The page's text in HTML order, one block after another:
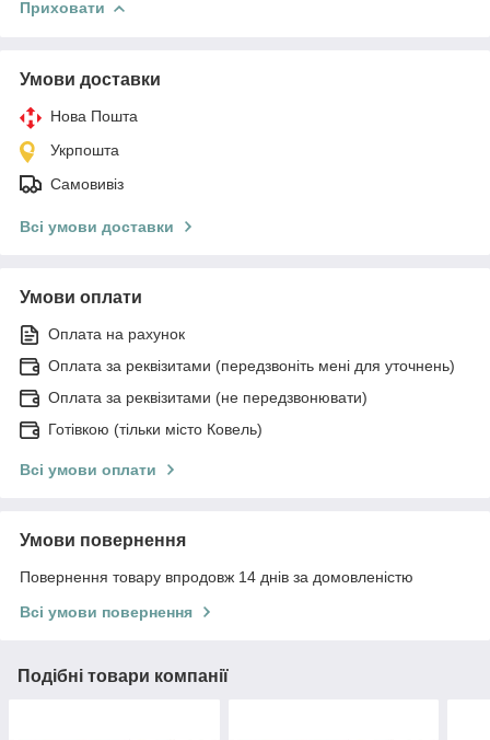
Приховати
Умови доставки
Нова Пошта
Укрпошта
Самовивіз
Всі умови доставки
Умови оплати
Оплата на рахунок
Оплата за реквізитами (передзвоніть мені для уточнень)
Оплата за реквізитами (не передзвонювати)
Готівкою (тільки місто Ковель)
Всі умови оплати
Умови повернення
Повернення товару впродовж 14 днів за домовленістю
Всі умови повернення
Подібні товари компанії